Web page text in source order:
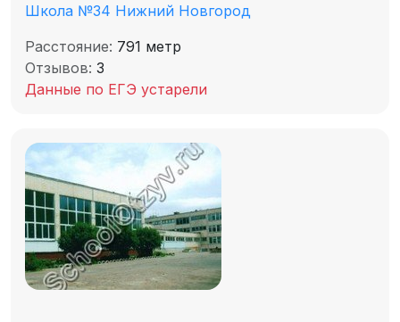
Школа №34 Нижний Новгород
Расстояние: 791 метр
Отзывов: 3
Данные по ЕГЭ устарели